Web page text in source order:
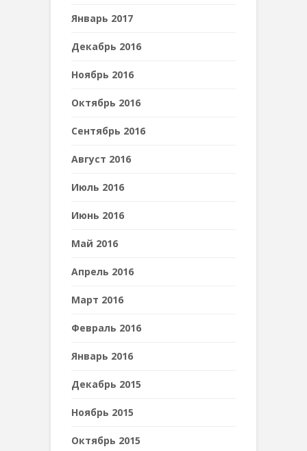
Январь 2017
Декабрь 2016
Ноябрь 2016
Октябрь 2016
Сентябрь 2016
Август 2016
Июль 2016
Июнь 2016
Май 2016
Апрель 2016
Март 2016
Февраль 2016
Январь 2016
Декабрь 2015
Ноябрь 2015
Октябрь 2015